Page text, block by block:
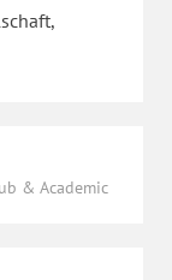
& Academic